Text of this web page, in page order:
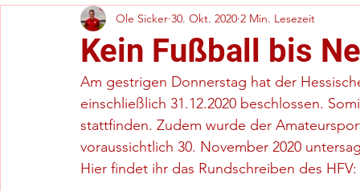
Regeln & besondere Spielsituationen
Kein Fußball bis
Ole Sicker 30. Okt. 2020 2 Min. Lesezeit
Am gestrigen Donnerstag hat der
einschließlich 31.12.2020 beschlossen.
stattfinden. Zudem wurde der
voraussichtlich 30. November 2020
Hier findet ihr das Rundschreiben des HFV: